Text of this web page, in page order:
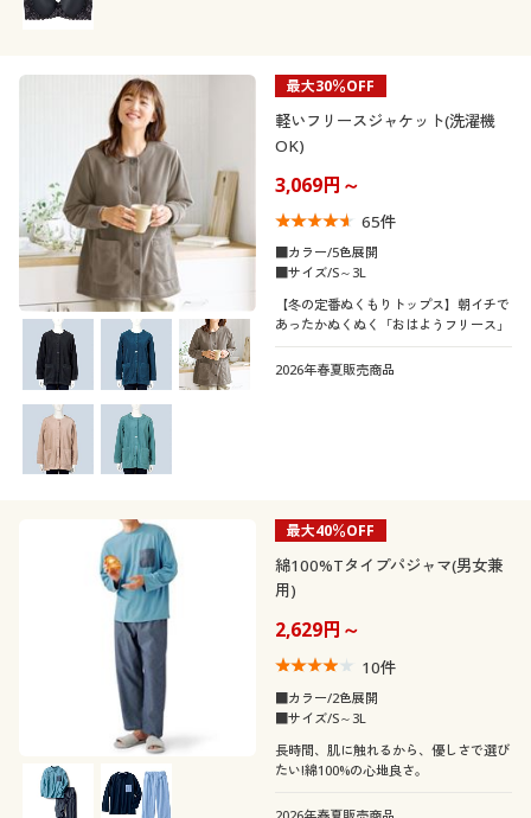
最大30％OFF
軽いフリースジャケット(洗濯機
OK)
3,069円～
65件
■カラー/5色展開
■サイズ/S～3L
【冬の定番ぬくもりトップス】朝イチで
あったかぬくぬく「おはようフリース」
2026年春夏販売商品
最大40％OFF
綿100%Tタイプパジャマ(男女兼
用)
2,629円～
10件
■カラー/2色展開
■サイズ/S～3L
長時間、肌に触れるから、優しさで選び
たい!綿100%の心地良さ。